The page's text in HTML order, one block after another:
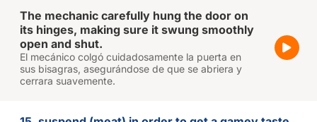
The mechanic carefully hung the door on
its hinges, making sure it swung smoothly
open and shut.
El mecánico colgó cuidadosamente la puerta en
sus bisagras, asegurándose de que se abriera y
cerrara suavemente.